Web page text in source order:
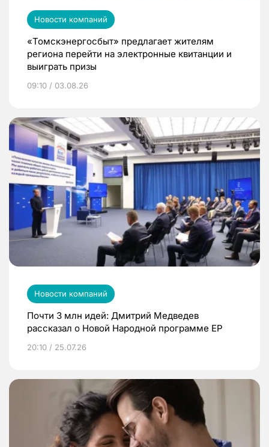
Новости компаний
«Томскэнергосбыт» предлагает жителям
региона перейти на электронные квитанции и
выиграть призы
09:10 / 03.08.26
Новости компаний
Почти 3 млн идей: Дмитрий Медведев
рассказал о Новой Народной программе ЕР
20:10 / 25.07.26